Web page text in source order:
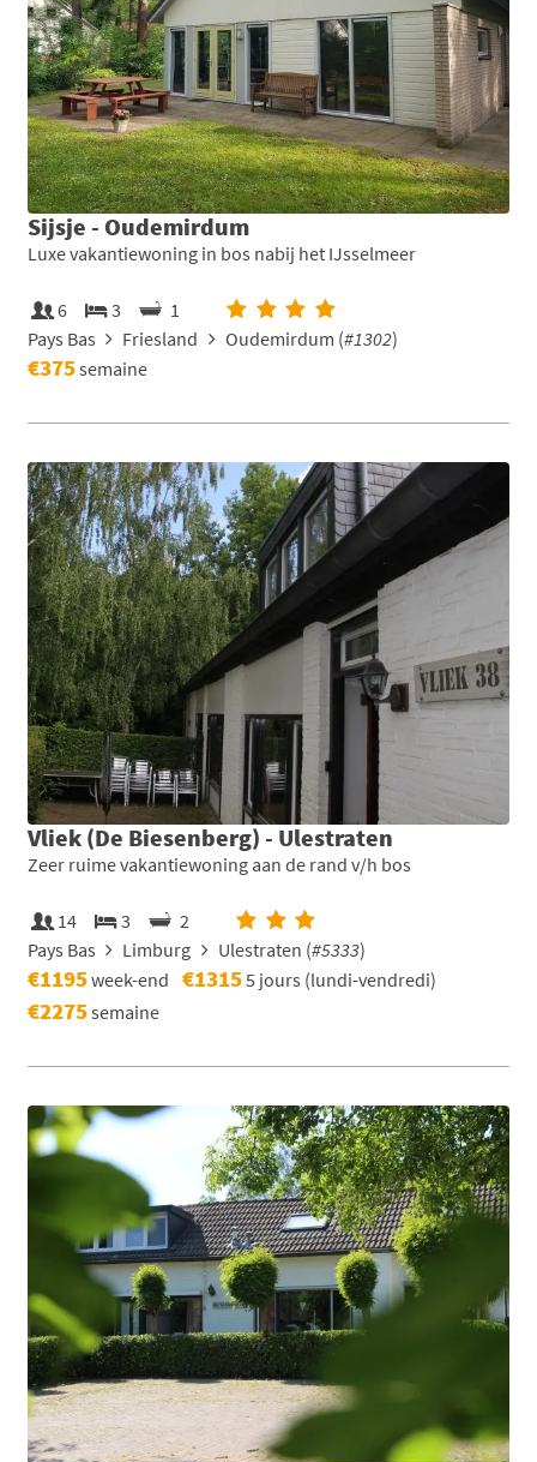
Sijsje - Oudemirdum
Luxe vakantiewoning in bos nabij het IJsselmeer
6 3
1
Pays Bas
Friesland Oudemirdum (#1302)
€375semaine
Vliek (De Biesenberg) - Ulestraten
Zeer ruime vakantiewoning aan de rand v/h bos
14 3
2
Pays Bas
Limburg Ulestraten (#5333)
€1195week-end €13155 jours (lundi-vendredi)
€2275semaine